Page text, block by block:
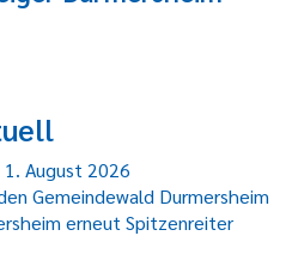
August 2026
Gemeindewald Durmersheim
erneut Spitzenreiter